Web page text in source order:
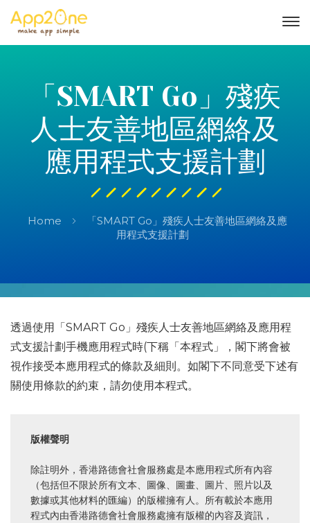
「SMART Go」殘疾
人士友善地區網絡及
應用程式支援計劃
Home
「SMART Go」殘疾人士友善地區網絡及應
用程式支援計劃
透過使用「SMART Go」殘疾人士友善地區網絡及應用程
式支援計劃手機應用程式時(下稱「本程式」，閣下將會被
視作接受本應用程式的條款及細則。如閣下不同意受下述有
關使用條款的約束，請勿使用本程式。
版權聲明
除註明外，香港路德會社會服務處是本應用程式所有內容
（包括但不限於所有文本、圖像、圖畫、圖片、照片以及
數據或其他材料的匯編）的版權擁有人。所有載於本應用
程式內由香港路德會社會服務處擁有版權的內容及資訊，